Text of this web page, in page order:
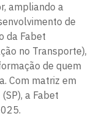
ampliando a
de
da Fabet
no Transporte),
de quem
Com matriz em
a Fabet